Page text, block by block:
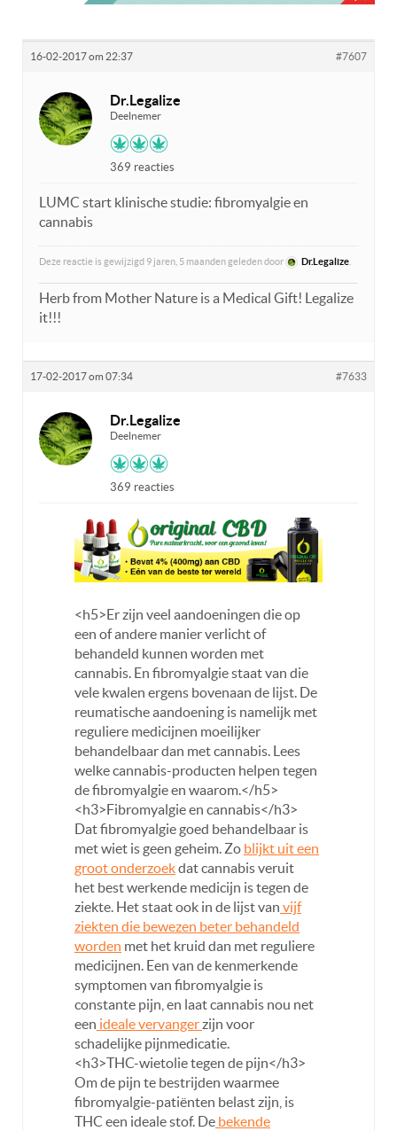
16-02-2017 om 22:37 #7607
Dr.Legalize
Deelnemer
369 reacties
LUMC start klinische studie: fibromyalgie en
cannabis
Deze reactie is gewijzigd 9 jaren, 5 maanden geleden door Dr.Legalize
Herb from Mother Nature is a Medical Gift! Legalize
it!!!
17-02-2017 om 07:34 #7633
Dr.Legalize
Deelnemer
369 reacties
<h5>Er zijn veel aandoeningen die op
een of andere manier verlicht of
behandeld kunnen worden met
cannabis. En fibromyalgie staat van die
vele kwalen ergens bovenaan de lijst. De
reumatische aandoening is namelijk met
reguliere medicijnen moeilijker
behandelbaar dan met cannabis. Lees
welke cannabis-producten helpen tegen
de fibromyalgie en waarom.</h5>
<h3>Fibromyalgie en cannabis</h3>
Dat fibromyalgie goed behandelbaar is
met wiet is geen geheim. Zo blijkt uit een
groot onderzoekdat cannabis veruit
het best werkende medicijn is tegen de
ziekte. Het staat ook in de lijst van vijf
ziekten die bewezen beter behandeld
worden met het kruid dan met reguliere
medicijnen. Een van de kenmerkende
symptomen van fibromyalgie is
constante pijn, en laat cannabis nou net
een ideale vervangerzijn voor
schadelijke pijnmedicatie.
<h3>THC-wietolie tegen de pijn</h3>
Om de pijn te bestrijden waarmee
fibromyalgie-patiënten belast zijn, is
THC een ideale stof. De bekende